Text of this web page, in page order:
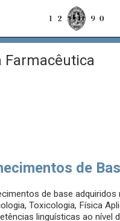
Farmacêutica
de
de base
Toxicologia, Física
linguísticas ao nível